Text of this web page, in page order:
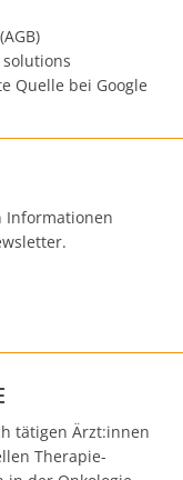
Quelle bei Google
Informationen
tätigen Ärzt:innen
Therapie-